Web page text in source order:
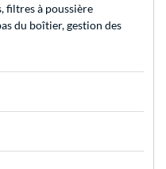
filtres à poussière
du boîtier, gestion des